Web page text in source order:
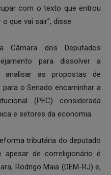
com o texto que entrou
que vai sair”, disse.
Câmara dos Deputados
para dissolver a
as propostas de
o Senado encaminhar a
(PEC) considerada
e setores da economia.
tributária do deputado
apesar de correligionário é
Rodrigo Maia (DEM-RJ) e,